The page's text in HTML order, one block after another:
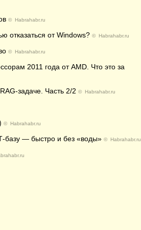
© Habrahabr.ru
отказаться от Windows? © Habrahabr.ru
© Habrahabr.ru
2011 года от AMD. Что это за
задаче. Часть 2/2 © Habrahabr.ru
© Habrahabr.ru
базу — быстро и без «воды» © Habrahabr.ru